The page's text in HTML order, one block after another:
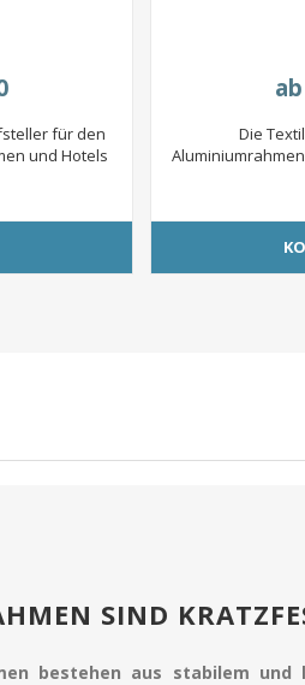
für den
und Hotels
ab
Die
SIND
bestehen aus stabilem und